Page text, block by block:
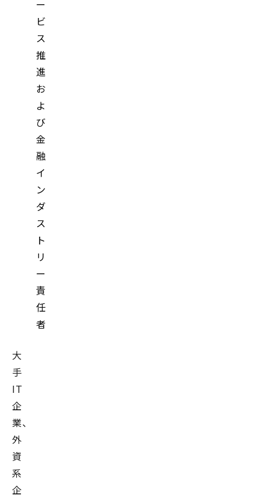
ー
ビ
ス
推
進
お
よ
び
金
融
イ
ン
ダ
ス
ト
リ
ー
責
任
者
大
手
IT
企
業、
外
資
系
企